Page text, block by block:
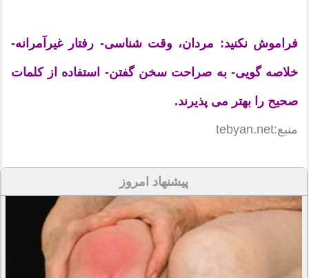
فراموش نکنید: مردان، وقت شناسی- رفتار غیرآمرانه-
خلاصه گویی- به صراحت سخن گفتن- استفاده از کلمات
صحیح را بهتر می پذیرند.
منبع:tebyan.net
پیشنهاد امروز